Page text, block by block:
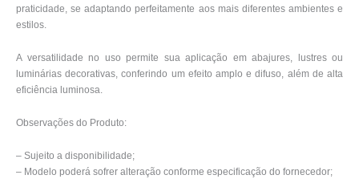
praticidade, se adaptando perfeitamente aos mais diferentes ambientes e
estilos.
A versatilidade no uso permite sua aplicação em abajures, lustres ou
luminárias decorativas, conferindo um efeito amplo e difuso, além de alta
eficiência luminosa.
Observações do Produto:
– Sujeito a disponibilidade;
– Modelo poderá sofrer alteração conforme especificação do fornecedor;